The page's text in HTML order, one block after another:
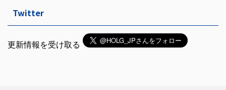
Twitter
更新情報を受け取る